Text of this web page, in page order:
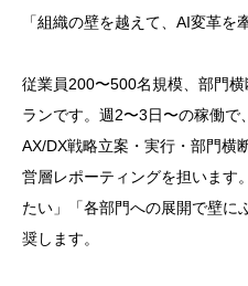
「組織の壁を越えて、AI変革を
従業員200〜500名規模、部門
ランです。週2〜3日〜の稼働で
AX/DX戦略立案・実行・部門横
営層レポーティングを担います
たい」「各部門への展開で壁に
奨します。